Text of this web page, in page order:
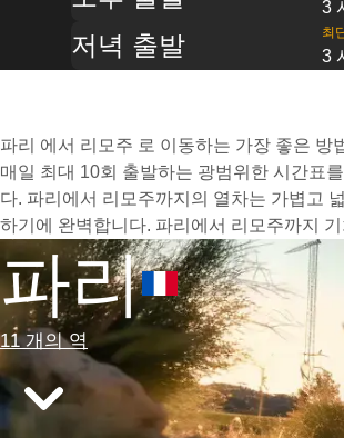
3
저녁 출발 최
3
파리 에서 리모주 로 이동하는 가장 좋은
매일 최대 10회 출발하는 광범위한 시간표
다. 파리에서 리모주까지의 열차는 가볍고
하기에 완벽합니다. 파리에서 리모주까지
파리
11 개의 역